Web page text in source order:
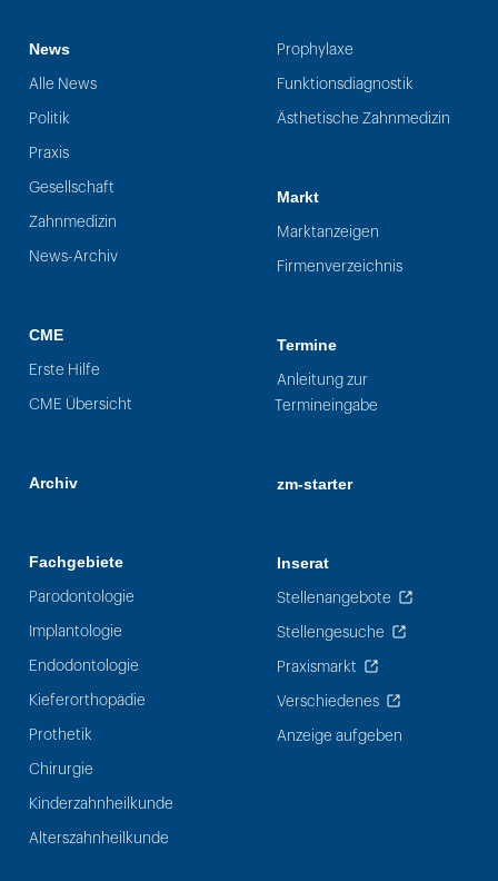
News
Alle News
Politik
Praxis
Gesellschaft
Zahnmedizin
News-Archiv
CME
Erste Hilfe
CME Übersicht
Archiv
Fachgebiete
Parodontologie
Implantologie
Endodontologie
Kieferorthopädie
Prothetik
Chirurgie
Kinderzahnheilkunde
Alterszahnheilkunde
Prophylaxe
Funktionsdiagnostik
Ästhetische Zahnmedizin
Markt
Marktanzeigen
Firmenverzeichnis
Termine
Anleitung zur
Termineingabe
zm-starter
Inserat
Stellenangebote
Stellengesuche
Praxismarkt
Verschiedenes
Anzeige aufgeben